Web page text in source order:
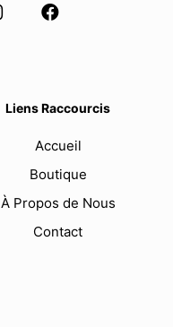
Liens Raccourcis
Accueil
Boutique
À Propos de Nous
Contact